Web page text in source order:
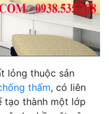
lỏng thuộc sản
thấm, có liên
tạo thành một lớp